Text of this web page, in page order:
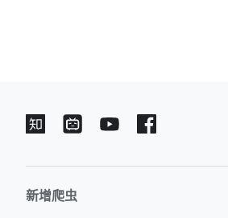
新增爬虫